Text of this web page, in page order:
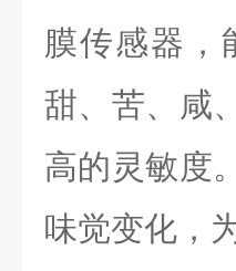
膜传感器，
甜、苦、咸
高的灵敏度
味觉变化，